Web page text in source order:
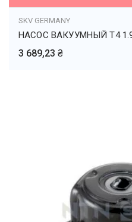
SKV GERMANY
НАСОС ВАКУУМНЫЙ Т4
3 689,23 ₴